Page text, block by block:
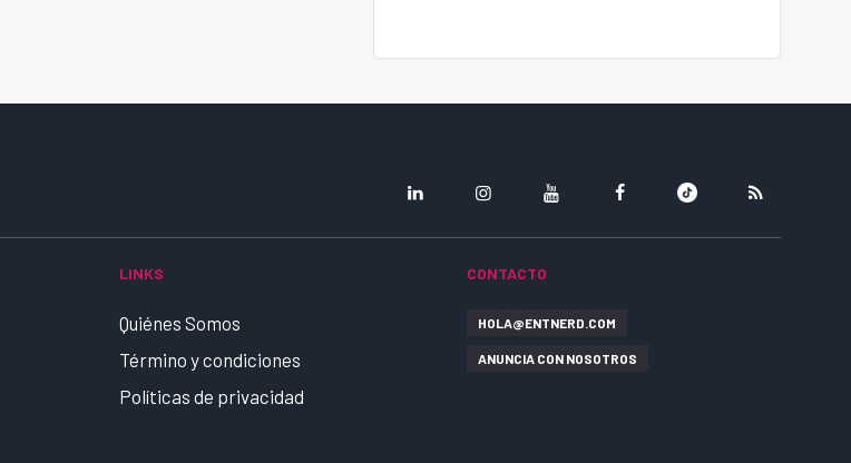
LINKS
Quiénes Somos
Término y condiciones
Políticas de privacidad
CONTACTO
HOLA@ENTNERD.COM
ANUNCIA CON NOSOTROS